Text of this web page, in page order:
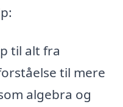
til alt fra
til mere
algebra og